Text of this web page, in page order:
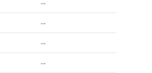
--
--
--
--